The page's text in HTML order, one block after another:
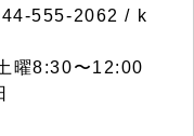
555-2062 / k
曜8:30〜12:00